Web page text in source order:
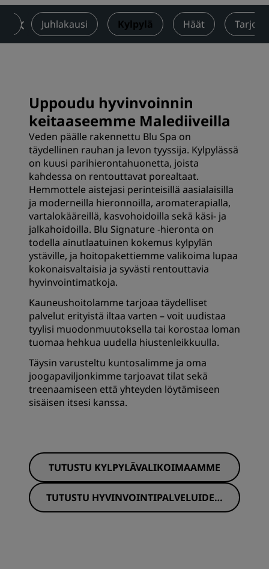
Juhlakausi Kylpylä Häät
Uppoudu hyvinvoinnin
keitaaseemme Malediiveilla
Veden päälle rakennettu Blu Spa on
täydellinen rauhan ja levon tyyssija. Kylpylässä
on kuusi parihierontahuonetta, joista
kahdessa on rentouttavat porealtaat.
Hemmottele aistejasi perinteisillä aasialaisilla
ja moderneilla hieronnoilla, aromaterapialla,
vartalokääreillä, kasvohoidoilla sekä käsi- ja
jalkahoidoilla. Blu Signature -hieronta on
todella ainutlaatuinen kokemus kylpylän
ystäville, ja hoitopakettiemme valikoima lupaa
kokonaisvaltaisia ja syvästi rentouttavia
hyvinvointimatkoja.
Kauneushoitolamme tarjoaa täydelliset
palvelut erityistä iltaa varten – voit uudistaa
tyylisi muodonmuutoksella tai korostaa loman
tuomaa hehkua uudella hiustenleikkuulla.
Täysin varusteltu kuntosalimme ja oma
joogapaviljonkimme tarjoavat tilat sekä
treenaamiseen että yhteyden löytämiseen
sisäisen itsesi kanssa.
TUTUSTU KYLPYLÄVALIKOIMAAMME
TUTUSTU HYVINVOINTIPALVELUIDEM
ME ESITTEESEEN